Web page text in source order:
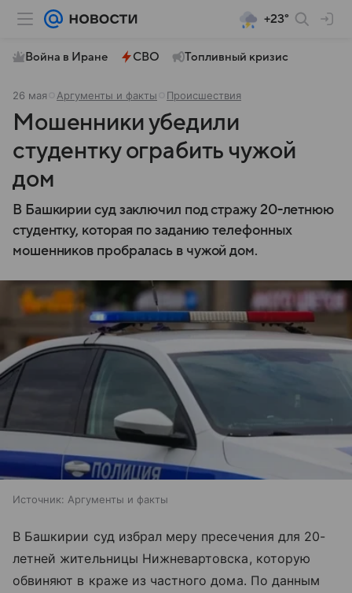
+23°
Война в Иране СВО Топливный кризис
26 мая Аргументы и факты Происшествия
Мошенники убедили
студентку ограбить чужой
дом
В Башкирии суд заключил под стражу 20-летнюю
студентку, которая по заданию телефонных
мошенников пробралась в чужой дом.
Источник: Аргументы и факты
В Башкирии суд избрал меру пресечения для 20-
летней жительницы Нижневартовска, которую
обвиняют в краже из частного дома. По данным